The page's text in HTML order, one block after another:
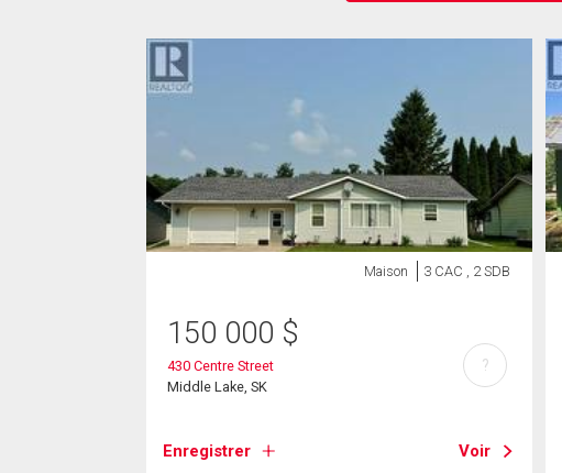
Maison 3 CAC , 2 SDB
150 000 $
430 Centre Street
Middle Lake, SK
Enregistrer Voir
?